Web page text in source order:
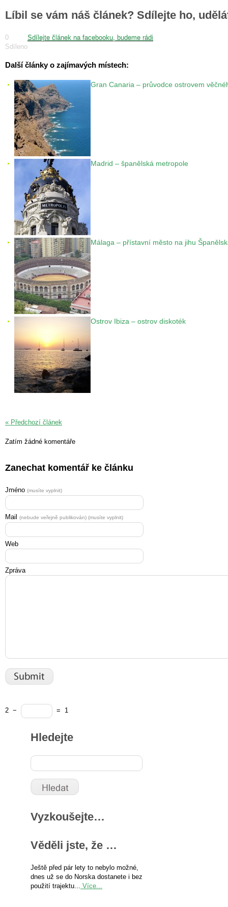
Líbil se vám náš článek? Sdílejte ho,
0
Sdíleno
Sdílejte článek na facebooku, budeme rádi
Další články o zajímavých místech:
Gran Canaria – průvodce ostrovem
Madrid – španělská metropole
Málaga – přístavní město na jihu
Ostrov Ibiza – ostrov diskoték
« Předchozí článek
Zatím žádné komentáře
Zanechat komentář ke článku
Jméno (musíte vyplnit)
Mail (nebude veřejně publikován) (musíte vyplnit)
Web
Zpráva
2 − = 1
Hledejte
Vyzkoušejte…
Věděli jste, že …
Ještě před pár lety to nebylo možné,
dnes už se do Norska dostanete i bez
použití trajektu... Více...